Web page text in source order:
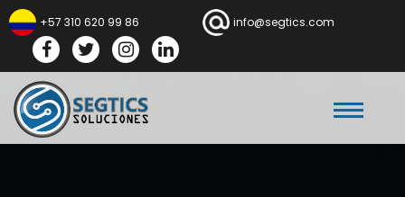
+57 310 620 99 86 info@segtics.com
FacebookTwitter InstagramLinkedln